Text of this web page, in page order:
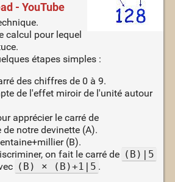
- YouTube
calcul pour lequel
étapes simples :
des chiffres de 0 à 9.
de l'effet miroir de l'unité autour
apprécier le carré de
notre devinette (A).
(B).
on fait le carré de (B)|5
(B) × (B)+1|5 .